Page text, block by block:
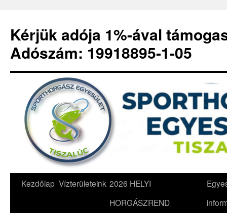
Kérjük adója 1%-ával
Adószám: 19918895-1-05
Kilépés
Kezdőlap Vízterületeink 2026 HELYI
HORGÁSZREND